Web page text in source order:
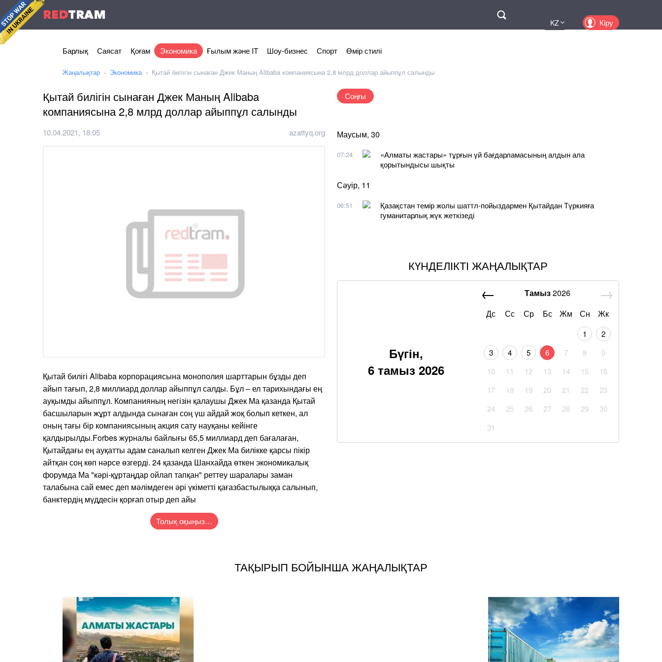
REDTRAM
KZ Кіру
Барлық Саясат Қоғам Экономика Ғылым және IT Шоу-бизнес Спорт Өмір стилі
Жаңалықтар Экономика Қытай билігін сынаған Джек Маның Alibaba компаниясына 2,8 млрд доллар айыппұл салынды
Қытай билігін сынаған Джек Маның Alibaba
компаниясына 2,8 млрд доллар айыппұл салынды
10.04.2021, 18:05 azattyq.org
Қытай билігі Alibaba корпорациясына монополия шарттарын бұзды деп
айып тағып, 2,8 миллиард доллар айыппұл салды. Бұл – ел тарихындағы ең
ауқымды айыппұл. Компанияның негізін қалаушы Джек Ма қазанда Қытай
басшыларын жұрт алдында сынаған соң үш айдай жоқ болып кеткен, ал
оның тағы бір компаниясының акция сату науқаны кейінге
қалдырылды.Forbes журналы байлығы 65,5 миллиард деп бағалаған,
Қытайдағы ең ауқатты адам саналып келген Джек Ма билікке қарсы пікір
айтқан соң көп нәрсе өзгерді. 24 қазанда Шанхайда өткен экономикалық
форумда Ма "кәрі-құртаңдар ойлап тапқан" реттеу шаралары заман
талабына сай емес деп мәлімдеген әрі үкіметті қағазбастылыққа салынып,
банктердің мүддесін қорғап отыр деп айы
Толық оқыңыз…
Соңғы
Маусым, 30
07:24
«Алматы жастары» тұрғын үй бағдарламасының алдын ала
қорытындысы шықты
Сәуір, 11
06:51
Қазақстан темір жолы шаттл-пойыздармен Қытайдан Түркияға
гуманитарлық жүк жеткізеді
КҮНДЕЛІКТІ ЖАҢАЛЫҚТАР
Бүгін,
6 тамыз 2026
Тамыз2026
Дс
Сс Ср Бс Жм Сн Жк
1
2
3
4 5 6 7 8
9
10
11 12 13 14 15
16
17
18 19 20 21 22
23
24
25 26 27 28 29
30
31
ТАҚЫРЫП БОЙЫНША ЖАҢАЛЫҚТАР